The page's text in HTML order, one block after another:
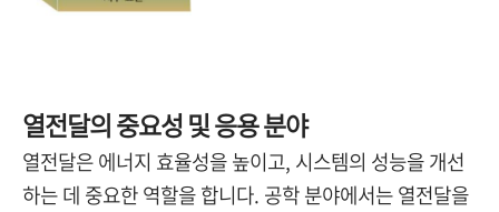
열전달의 중요성 및 응용 분야
열전달은 에너지 효율성을 높이고, 시스템의 성능을 개선
하는 데 중요한 역할을 합니다. 공학 분야에서는 열전달을